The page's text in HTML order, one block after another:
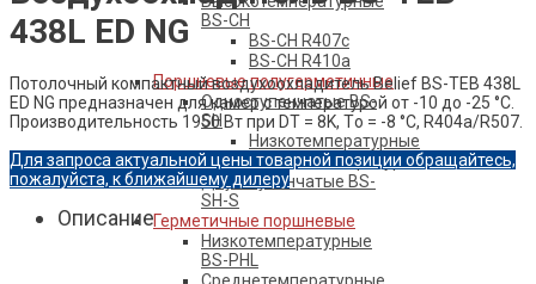
BS-CH
BS-CH R407c
BS-CH R410a
Поршневые полугерметичные
Одноступенчатые BS-
SH
Низкотемпературные
Среднетемпературные
Двухступенчатые BS-
SH-S
Герметичные поршневые
Низкотемпературные
BS-PHL
438L ED NG
Потолочный компактный воздухоохладитель Belief ВS-ТЕВ 438L
ED NG предназначен для камер с температурой от -10 до -25 °С.
Производительность 1950 Вт при DT = 8K, Tо = -8 °C, R404a/R507.
Для запроса актуальной цены товарной позиции обращайтесь,
пожалуйста, к ближайшему дилеру
Описание